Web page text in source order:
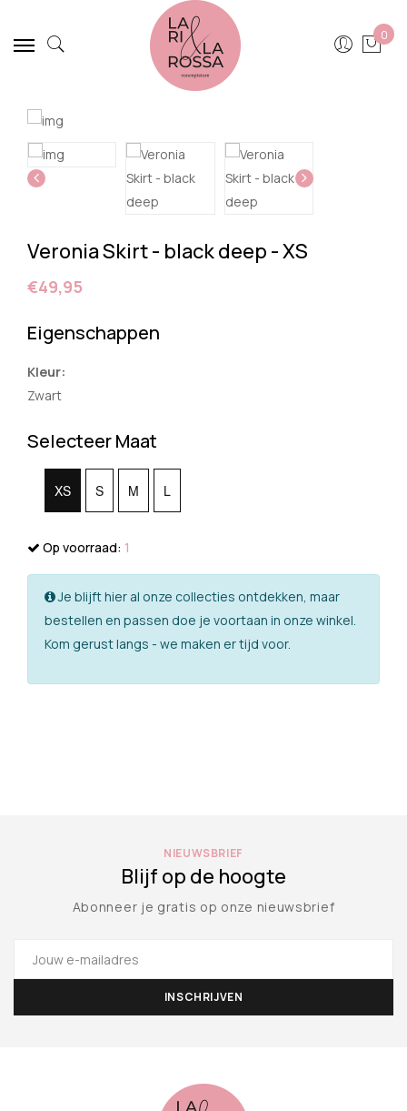
0
Veronia Skirt - black deep - XS
€49,95
Eigenschappen
Kleur:
Zwart
Selecteer Maat
XS S M L
Op voorraad: 1
Je blijft hier al onze collecties ontdekken, maar
bestellen en passen doe je voortaan in onze winkel.
Kom gerust langs - we maken er tijd voor.
NIEUWSBRIEF
Blijf op de hoogte
Abonneer je gratis op onze nieuwsbrief